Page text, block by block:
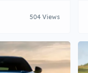
504 Views